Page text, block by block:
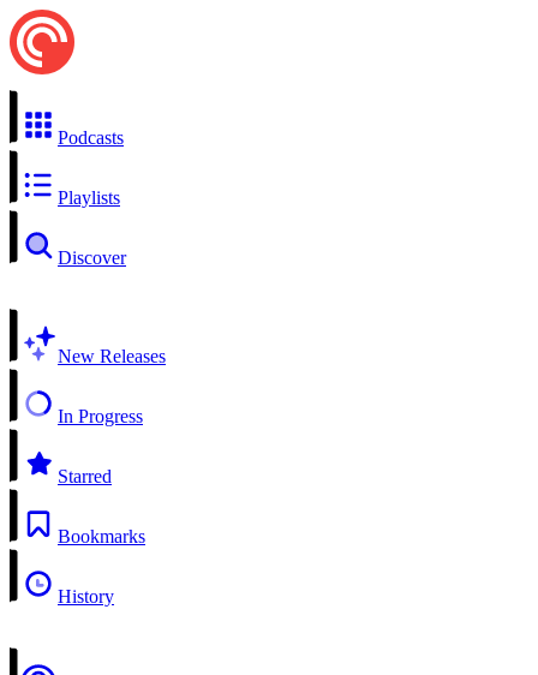
Podcasts
Playlists
Discover
New Releases
In Progress
Starred
Bookmarks
History